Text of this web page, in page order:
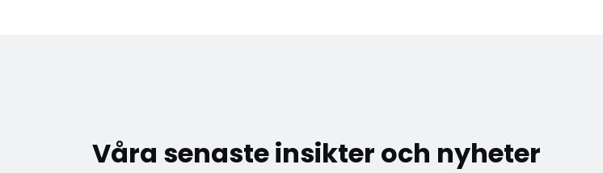
Våra senaste insikter och nyheter